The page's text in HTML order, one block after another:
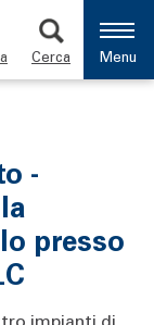
Cerca Menu
-
presso
impianti di